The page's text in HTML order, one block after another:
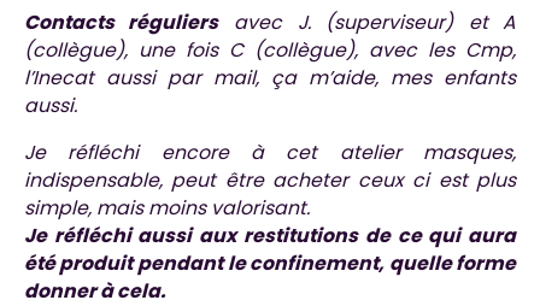
Contacts réguliersavec J. (superviseur) et A
(collègue), une fois C (collègue), avec les Cmp,
l’Inecat aussi par mail, ça m’aide, mes enfants
aussi.
Je réfléchi encore à cet atelier masques,
indispensable, peut être acheter ceux ci est plus
simple, mais moins valorisant.
Je réfléchi aussi aux restitutions de ce qui aura
été produit pendant le confinement, quelle forme
donner à cela.